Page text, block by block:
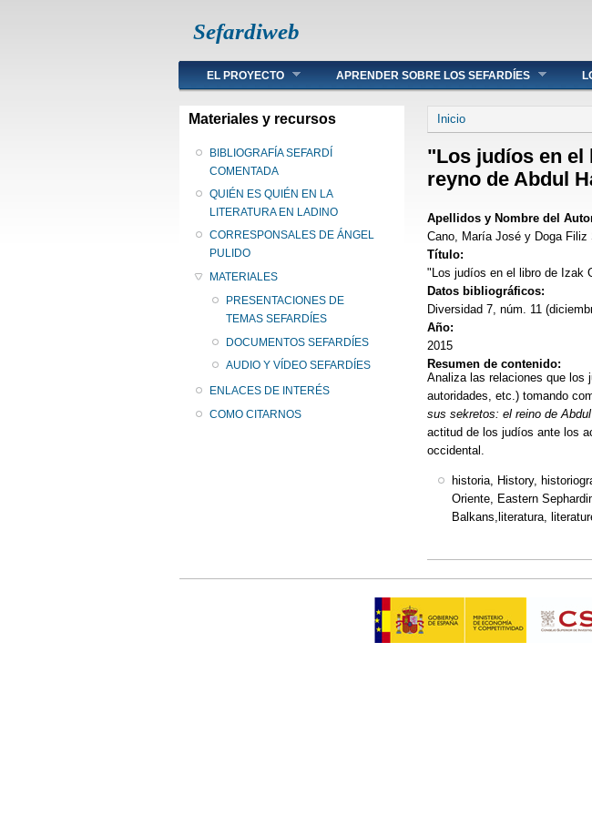
Sefardiweb
Main menu
EL PROYECTO APRENDER SOBRE LOS SEFARDÍES
Materiales y recursos
BIBLIOGRAFÍA SEFARDÍ
COMENTADA
QUIÉN ES QUIÉN EN LA
LITERATURA EN LADINO
CORRESPONSALES DE ÁNGEL
PULIDO
MATERIALES
PRESENTACIONES DE
TEMAS SEFARDÍES
DOCUMENTOS SEFARDÍES
AUDIO Y VÍDEO SEFARDÍES
ENLACES DE INTERÉS
COMO CITARNOS
Se encuentra
Inicio
"Los judíos en el
reyno de Abdul
Apellidos y Nombre del
Cano, María José y Doga Filiz
Título:
"Los judíos en el libro de Izak
Datos bibliográficos:
Diversidad 7, núm. 11
Año:
2015
Resumen de contenido:
Analiza las relaciones que los
autoridades, etc.) tomando
sus sekretos: el reino de
actitud de los judíos ante los
occidental.
historia, History,
Oriente, Eastern
Balkans,literatura,